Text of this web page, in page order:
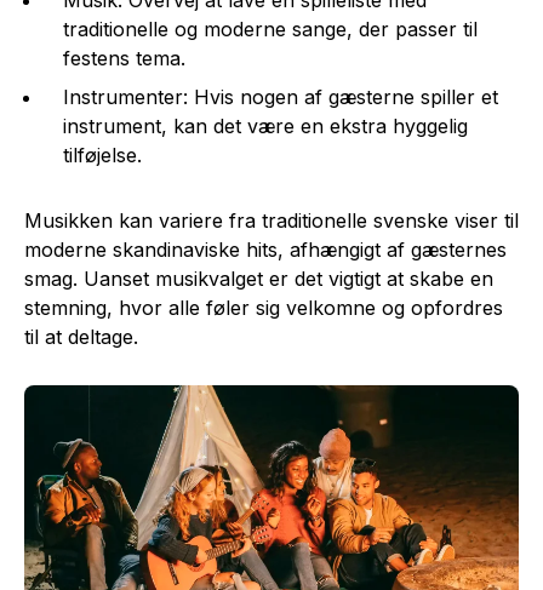
traditionelle og moderne sange, der passer til
festens tema.
Instrumenter: Hvis nogen af gæsterne spiller et
instrument, kan det være en ekstra hyggelig
tilføjelse.
Musikken kan variere fra traditionelle svenske viser til
moderne skandinaviske hits, afhængigt af gæsternes
smag. Uanset musikvalget er det vigtigt at skabe en
stemning, hvor alle føler sig velkomne og opfordres
til at deltage.